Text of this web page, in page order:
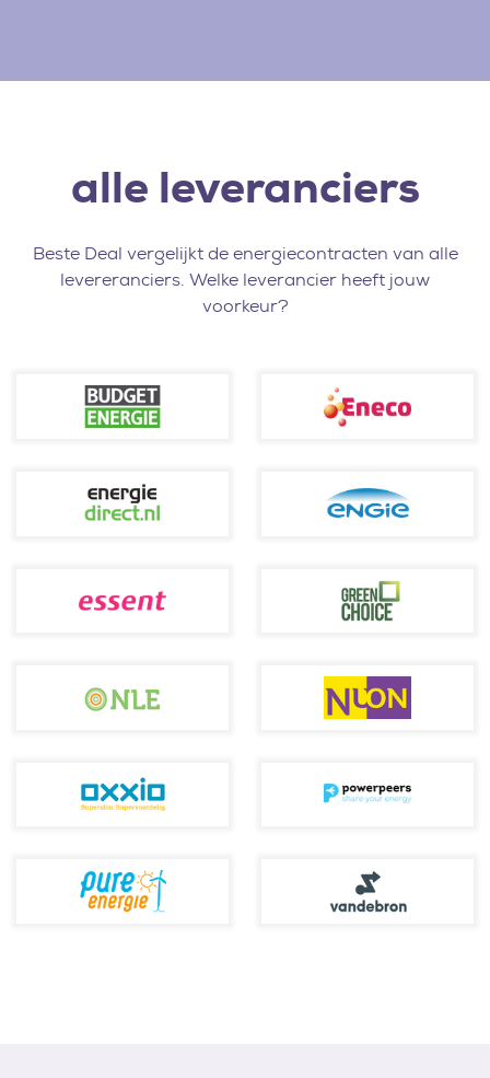
alle leveranciers
Beste Deal vergelijkt de energiecontracten van alle
levereranciers. Welke leverancier heeft jouw
voorkeur?